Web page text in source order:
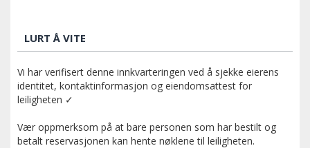
LURT Å VITE
Vi har verifisert denne innkvarteringen ved å sjekke eierens
identitet, kontaktinformasjon og eiendomsattest for
leiligheten ✓
Vær oppmerksom på at bare personen som har bestilt og
betalt reservasjonen kan hente nøklene til leiligheten.